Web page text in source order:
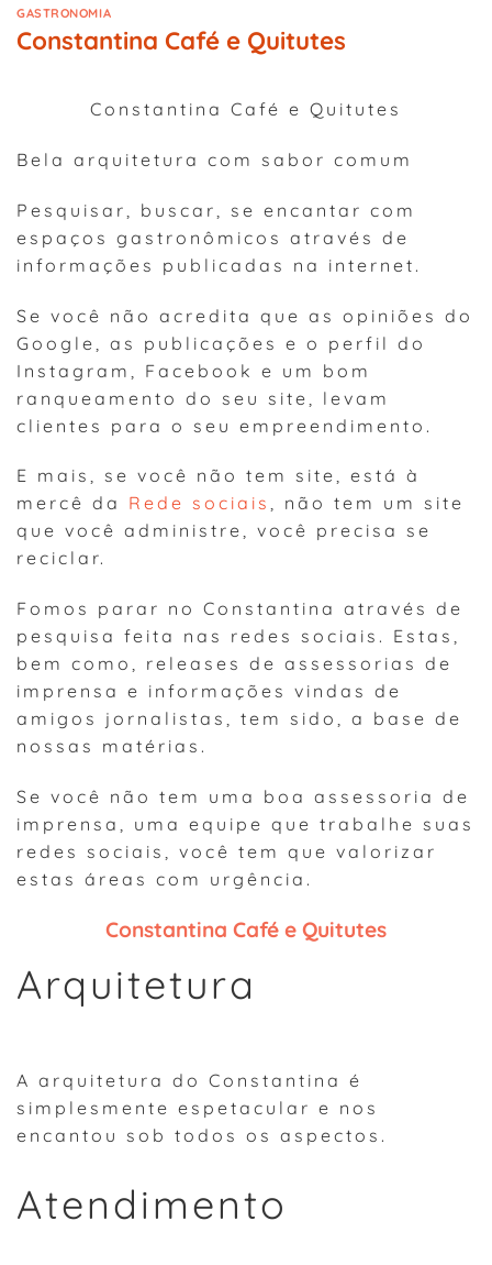
GASTRONOMIA
Constantina Café e Quitutes
Constantina Café e Quitutes
Bela arquitetura com sabor comum
Pesquisar, buscar, se encantar com
espaços gastronômicos através de
informações publicadas na internet.
Se você não acredita que as opiniões do
Google, as publicações e o perfil do
Instagram, Facebook e um bom
ranqueamento do seu site, levam
clientes para o seu empreendimento.
E mais, se você não tem site, está à
mercê da Rede sociais , não tem um site
que você administre, você precisa se
reciclar.
Fomos parar no Constantina através de
pesquisa feita nas redes sociais. Estas,
bem como, releases de assessorias de
imprensa e informações vindas de
amigos jornalistas, tem sido, a base de
nossas matérias.
Se você não tem uma boa assessoria de
imprensa, uma equipe que trabalhe suas
redes sociais, você tem que valorizar
estas áreas com urgência.
Constantina Café e Quitutes
Arquitetura
A arquitetura do Constantina é
simplesmente espetacular e nos
encantou sob todos os aspectos.
Atendimento